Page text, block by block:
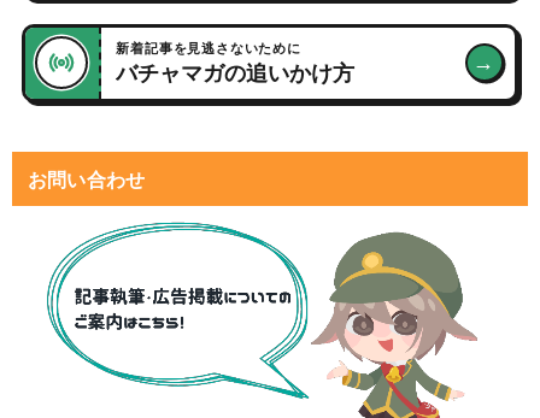
新着記事を見逃さないために
バチャマガの追いかけ方 →
お問い合わせ